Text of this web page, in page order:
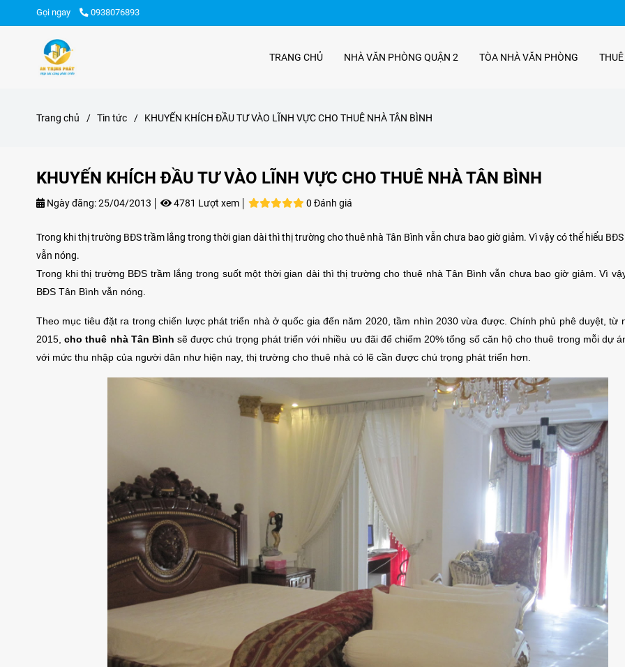
Gọi ngay 0938076893
TRANG CHỦ NHÀ VĂN PHÒNG QUẬN 2 TÒA NHÀ VĂN PHÒNG
Trang chủ / Tin tức / KHUYẾN KHÍCH ĐẦU TƯ VÀO LĨNH VỰC CHO THUÊ NHÀ TÂN BÌNH
KHUYẾN KHÍCH ĐẦU TƯ VÀO LĨNH VỰC CHO THUÊ NHÀ TÂN BÌNH
Ngày đăng:25/04/2013 4781 Lượt xem 0 Đánh giá
Trong khi thị trường BĐS trầm lắng trong thời gian dài thì thị trường cho thuê nhà Tân Bình vẫn chưa bao giờ giảm. Vì vậy có thể hiểu BĐS
vẫn nóng.
Trong khi thị trường BĐS trầm lắng trong suốt một thời gian dài thì thị trường cho thuê nhà Tân Bình vẫn chưa bao giờ giảm. Vì
BĐS Tân Bình vẫn nóng.
Theo mục tiêu đặt ra trong chiến lược phát triển nhà ở quốc gia đến năm 2020, tầm nhìn 2030 vừa được. Chính phủ phê duyệt, từ
2015,cho thuê nhà Tân Bình sẽ được chú trọng phát triển với nhiều ưu đãi để chiếm 20% tổng số căn hộ cho thuê trong mỗi dự
với mức thu nhập của người dân như hiện nay, thị trường cho thuê nhà có lẽ cần được chú trọng phát triển hơn.